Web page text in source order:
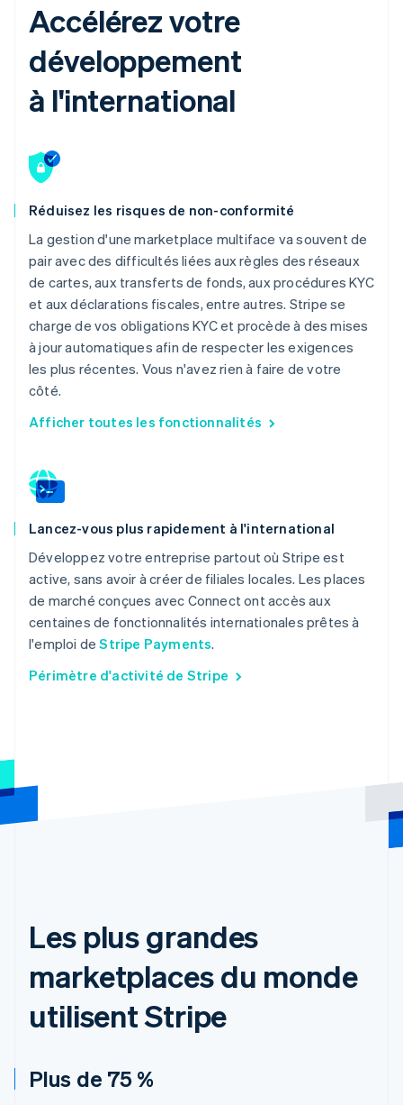
Accélérez votre
développement
à l'international
Réduisez les risques de non-conformité
La gestion d'une marketplace multiface va souvent de
pair avec des difficultés liées aux règles des réseaux
de cartes, aux transferts de fonds, aux procédures KYC
et aux déclarations fiscales, entre autres. Stripe se
charge de vos obligations KYC et procède à des mises
à jour automatiques afin de respecter les exigences
les plus récentes. Vous n'avez rien à faire de votre
côté.
Afficher toutes les fonctionnalités
Lancez-vous plus rapidement à l'international
Développez votre entreprise partout où Stripe est
active, sans avoir à créer de filiales locales. Les places
de marché conçues avec Connect ont accès aux
centaines de fonctionnalités internationales prêtes à
l'emploi deStripe Payments.
Périmètre d'activité de Stripe
Les plus grandes
marketplaces du monde
utilisent Stripe
Plus de 75 %